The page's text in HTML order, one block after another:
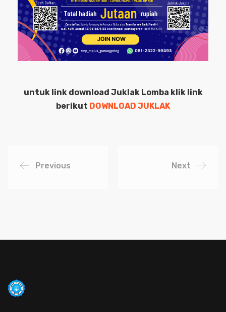
untuk link download Juklak Lomba klik link
berikut DOWNLOAD JUKLAK
Previous Next